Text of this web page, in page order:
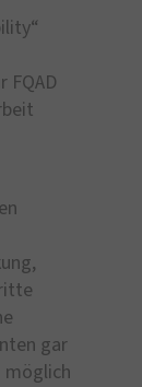
gar
möglich